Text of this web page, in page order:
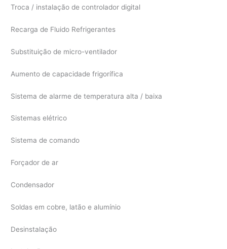
Troca / instalação de controlador digital
Recarga de Fluido Refrigerantes
Substituição de micro-ventilador
Aumento de capacidade frigorífica
Sistema de alarme de temperatura alta / baixa
Sistemas elétrico
Sistema de comando
Forçador de ar
Condensador
Soldas em cobre, latão e alumínio
Desinstalação